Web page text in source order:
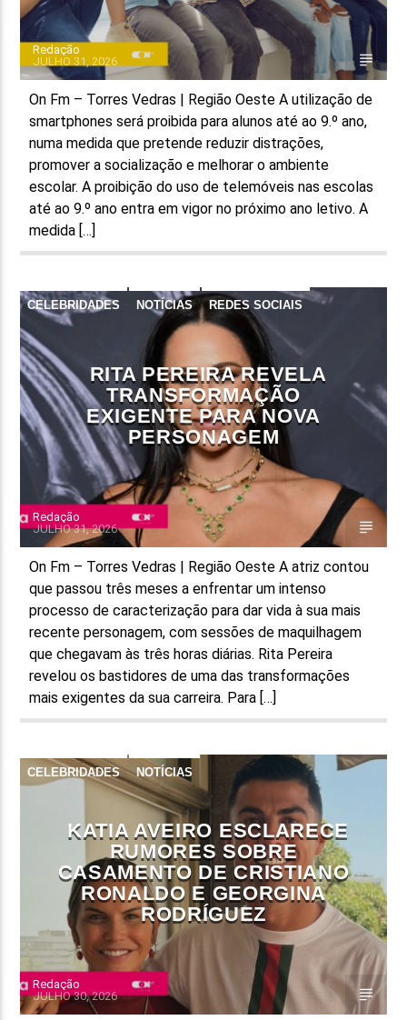
Redação
JULHO 31, 2026
On Fm – Torres Vedras | Região Oeste A utilização de
smartphones será proibida para alunos até ao 9.º ano,
numa medida que pretende reduzir distrações,
promover a socialização e melhorar o ambiente
escolar. A proibição do uso de telemóveis nas escolas
até ao 9.º ano entra em vigor no próximo ano letivo. A
medida […]
CELEBRIDADES NOTÍCIAS REDES SOCIAIS
RITA PEREIRA REVELA
TRANSFORMAÇÃO
EXIGENTE PARA NOVA
PERSONAGEM
Redação
JULHO 31, 2026
On Fm – Torres Vedras | Região Oeste A atriz contou
que passou três meses a enfrentar um intenso
processo de caracterização para dar vida à sua mais
recente personagem, com sessões de maquilhagem
que chegavam às três horas diárias. Rita Pereira
revelou os bastidores de uma das transformações
mais exigentes da sua carreira. Para […]
CELEBRIDADES NOTÍCIAS
KATIA AVEIRO ESCLARECE
RUMORES SOBRE
CASAMENTO DE CRISTIANO
RONALDO E GEORGINA
RODRÍGUEZ
Redação
JULHO 30, 2026